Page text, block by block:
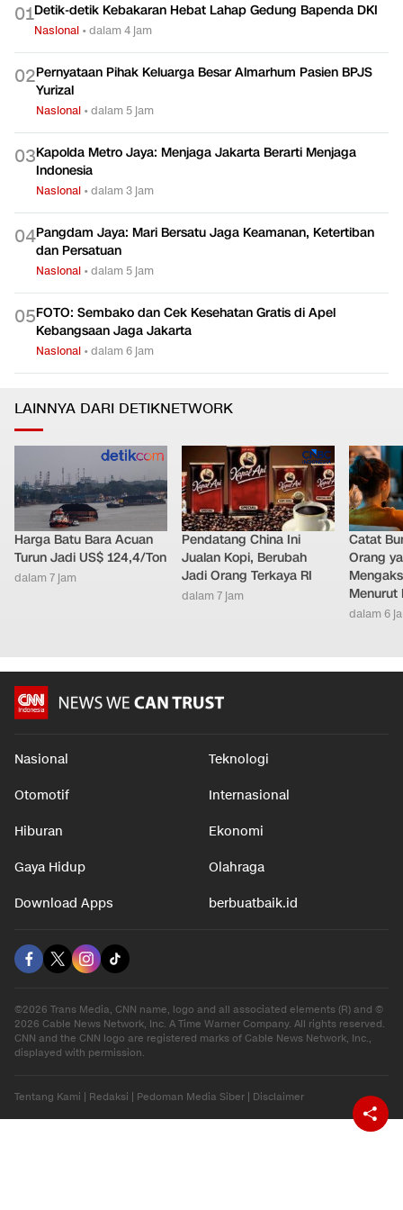
01Detik-detik Kebakaran Hebat Lahap Gedung Bapenda DKI
Nasional •dalam 4 jam
02Pernyataan Pihak Keluarga Besar Almarhum Pasien BPJS
Yurizal
Nasional •dalam 5 jam
03Kapolda Metro Jaya: Menjaga Jakarta Berarti Menjaga
Indonesia
Nasional •dalam 3 jam
04Pangdam Jaya: Mari Bersatu Jaga Keamanan, Ketertiban
dan Persatuan
Nasional •dalam 5 jam
05FOTO: Sembako dan Cek Kesehatan Gratis di Apel
Kebangsaan Jaga Jakarta
Nasional •dalam 6 jam
LAINNYA DARI DETIKNETWORK
Harga Batu Bara Acuan
Turun Jadi US$ 124,4/Ton
dalam 7 jam
Pendatang China Ini
Jualan Kopi, Berubah
Jadi Orang Terkaya RI
dalam 7 jam
Catat
Orang
Menurut
dalam 6
Nasional Teknologi
Otomotif Internasional
Hiburan Ekonomi
Gaya Hidup Olahraga
Download Apps berbuatbaik.id
©2026 Trans Media, CNN name, logo and all associated elements (R) and ©
2026 Cable News Network, Inc. A Time Warner Company. All rights reserved.
CNN and the CNN logo are registered marks of Cable News Network, Inc.,
displayed with permission.
Tentang Kami Redaksi Pedoman Media Siber Disclaimer